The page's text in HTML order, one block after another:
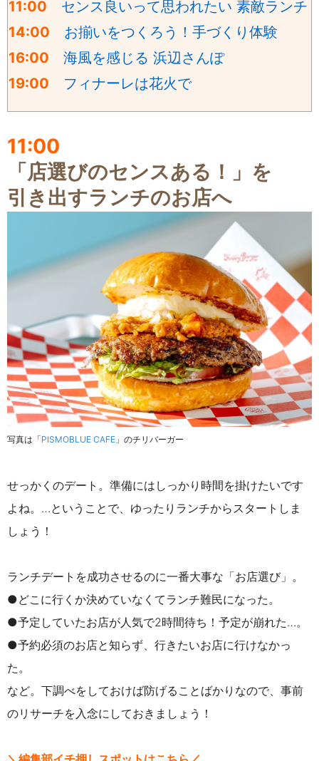
11:00 センス良いって思われたい 素敵ランチ
14:00 お揃いをつくろう！手づくり体験
16:00 海風を感じる 浜辺さんぽ
19:00 フィナーレは花火で
11:00
「店選びのセンスある！」を
引き出すランチのお店へ
写真は「PISMOBLUE CAFE 」のチリバーガー
せっかくのデート。準備にはしっかり時間を掛けたいです
よね。…ということで、ゆったりランチからスタートしま
しょう！
ランチデートを成功させるのに一番大事な「お店選び」。
●どこに行くか決めていなくてランチ難民になった。
●予定していたお店が人気で2時間待ち！予定が崩れた…。
●予約必須のお店と知らず、行きたいお店に行けなかっ
た。
など。下調べをしておけば防げることばかりなので、事前
のリサーチを入念にしておきましょう！